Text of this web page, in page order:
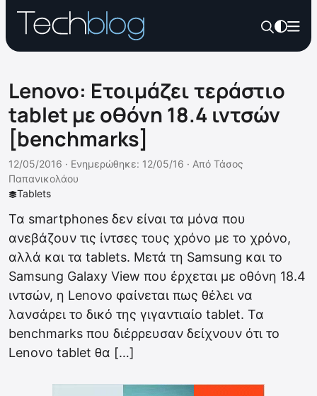
Lenovo: Ετοιμάζει τεράστιο
tablet με οθόνη 18.4 ιντσών
[benchmarks]
Tablets
12/05/2016 · Ενημερώθηκε: 12/05/16 · Από Τάσος
Παπανικολάου
Τα smartphones δεν είναι τα μόνα που
ανεβάζουν τις ίντσες τους χρόνο με το χρόνο,
αλλά και τα tablets. Μετά τη Samsung και το
Samsung Galaxy View που έρχεται με οθόνη 18.4
ιντσών, η Lenovo φαίνεται πως θέλει να
λανσάρει το δικό της γιγαντιαίο tablet. Τα
benchmarks που διέρρευσαν δείχνουν ότι το
Lenovo tablet θα […]